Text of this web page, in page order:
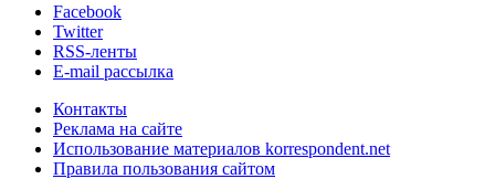
Facebook
Twitter
RSS-ленты
E-mail рассылка
Контакты
Реклама на сайте
Использование материалов korrespondent.net
Правила пользования сайтом